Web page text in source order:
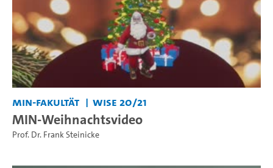
MIN-Fakultät WiSe 20/21
MIN-Weihnachtsvideo
Prof. Dr. Frank Steinicke